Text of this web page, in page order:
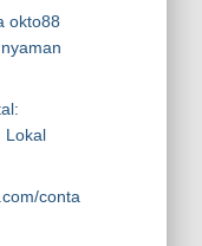
okto88
Lokal
conta